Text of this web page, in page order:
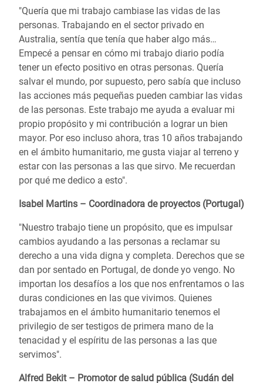
"Quería que mi trabajo cambiase las vidas de las
personas. Trabajando en el sector privado en
Australia, sentía que tenía que haber algo más…
Empecé a pensar en cómo mi trabajo diario podía
tener un efecto positivo en otras personas. Quería
salvar el mundo, por supuesto, pero sabía que incluso
las acciones más pequeñas pueden cambiar las vidas
de las personas. Este trabajo me ayuda a evaluar mi
propio propósito y mi contribución a lograr un bien
mayor. Por eso incluso ahora, tras 10 años trabajando
en el ámbito humanitario, me gusta viajar al terreno y
estar con las personas a las que sirvo. Me recuerdan
por qué me dedico a esto".
Isabel Martins – Coordinadora de proyectos (Portugal)
"Nuestro trabajo tiene un propósito, que es impulsar
cambios ayudando a las personas a reclamar su
derecho a una vida digna y completa. Derechos que se
dan por sentado en Portugal, de donde yo vengo. No
importan los desafíos a los que nos enfrentamos o las
duras condiciones en las que vivimos. Quienes
trabajamos en el ámbito humanitario tenemos el
privilegio de ser testigos de primera mano de la
tenacidad y el espíritu de las personas a las que
servimos".
Alfred Bekit – Promotor de salud pública (Sudán del